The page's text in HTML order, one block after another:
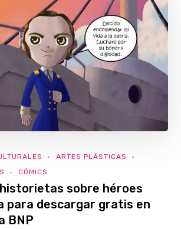
ARTES PLÁSTICAS
CÓMICS
historietas sobre héroes
para descargar gratis en
BNP